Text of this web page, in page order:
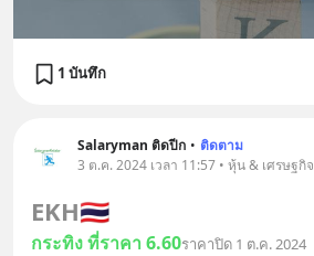
1 บันทึก
Salaryman ติดปีก • ติดตาม
3 ต.ค. 2024 เวลา 11:57 • หุ้น & เศรษฐกิจ
EKH🇹🇭
กระทิง ที่ราคา 6.60ราคาปิด 1 ต.ค. 2024